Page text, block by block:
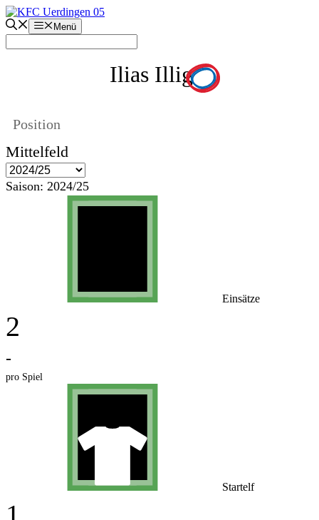
Zum
Inhalt
springen
Menü
Ilias Illig
Position
Mittelfeld
Saison: 2024/25
Einsätze
2
-
pro Spiel
Startelf